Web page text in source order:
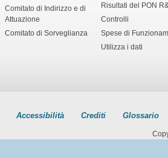
Comitato di Indirizzo e di
Attuazione
Comitato di Sorveglianza
Risultati del PON
Controlli
Spese di
Utilizza i dati
Accessibilità Crediti Glossario